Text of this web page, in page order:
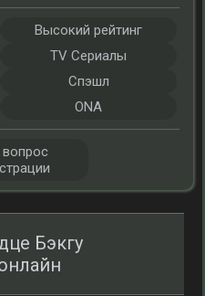
Бэкгу
Высокий рейтинг
TV Сериалы
Спэшл
ONA